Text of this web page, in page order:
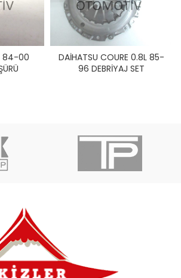
84-00
DAİHATSU COURE 0.8L 85-
96 DEBRİYAJ SET